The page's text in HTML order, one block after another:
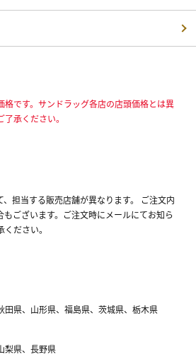
です。サンドラッグ各店の店頭価格とは異
承ください。
担当する販売店舗が異なります。 ご注文内
ございます。ご注文時にメールにてお知ら
ださい。
田県、山形県、福島県、茨城県、栃木県
梨県、長野県